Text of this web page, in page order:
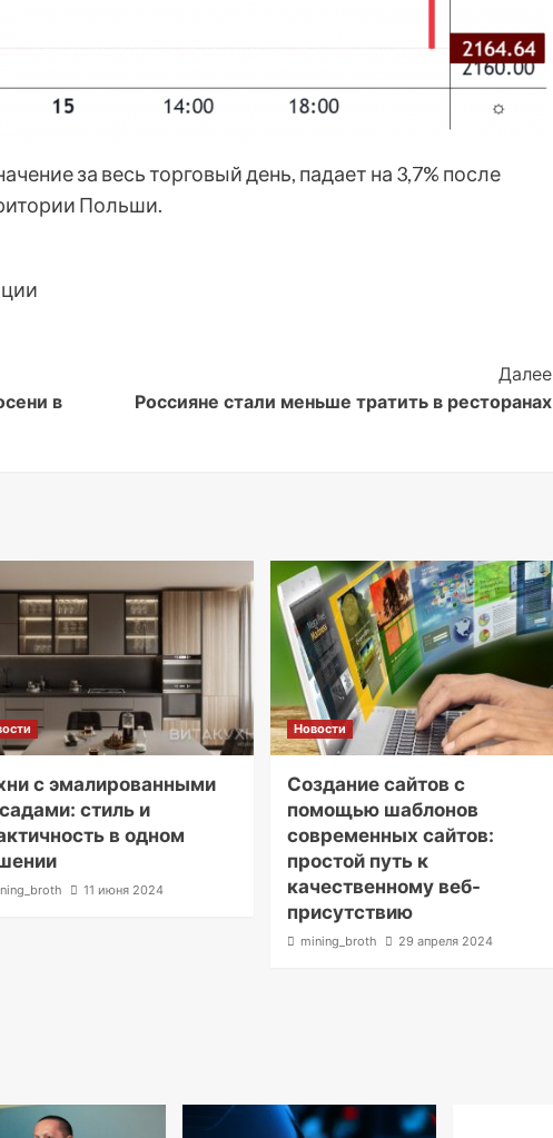
за весь торговый день, падает на 3,7% после
Польши.
в
Далее
Россияне стали меньше тратить в ресторанах
с эмалированными
стиль и
в одном
11 июня 2024
Новости
Создание сайтов с
помощью шаблонов
современных сайтов:
простой путь к
качественному веб-
присутствию
mining_broth 29 апреля 2024